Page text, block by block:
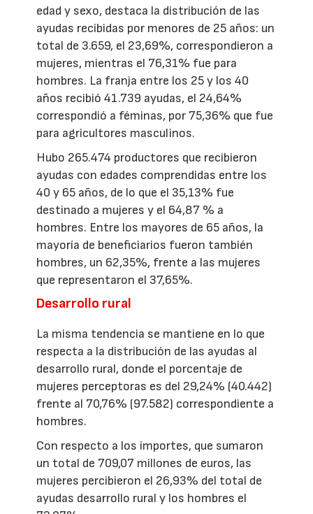
edad y sexo, destaca la distribución de las
ayudas recibidas por menores de 25 años: un
total de 3.659, el 23,69%, correspondieron a
mujeres, mientras el 76,31% fue para
hombres. La franja entre los 25 y los 40
años recibió 41.739 ayudas, el 24,64%
correspondió a féminas, por 75,36% que fue
para agricultores masculinos.
Hubo 265.474 productores que recibieron
ayudas con edades comprendidas entre los
40 y 65 años, de lo que el 35,13% fue
destinado a mujeres y el 64,87 % a
hombres. Entre los mayores de 65 años, la
mayoría de beneficiarios fueron también
hombres, un 62,35%, frente a las mujeres
que representaron el 37,65%.
Desarrollo rural
La misma tendencia se mantiene en lo que
respecta a la distribución de las ayudas al
desarrollo rural, donde el porcentaje de
mujeres perceptoras es del 29,24% (40.442)
frente al 70,76% (97.582) correspondiente a
hombres.
Con respecto a los importes, que sumaron
un total de 709,07 millones de euros, las
mujeres percibieron el 26,93% del total de
ayudas desarrollo rural y los hombres el